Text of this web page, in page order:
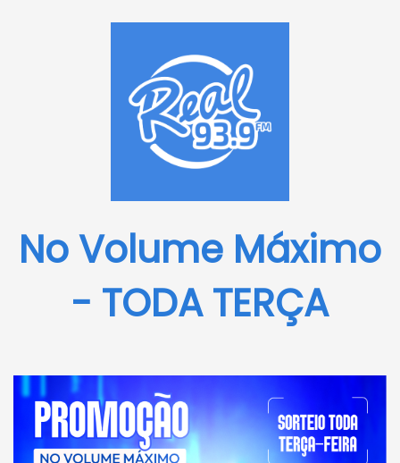
No Volume Máximo
- TODA TERÇA